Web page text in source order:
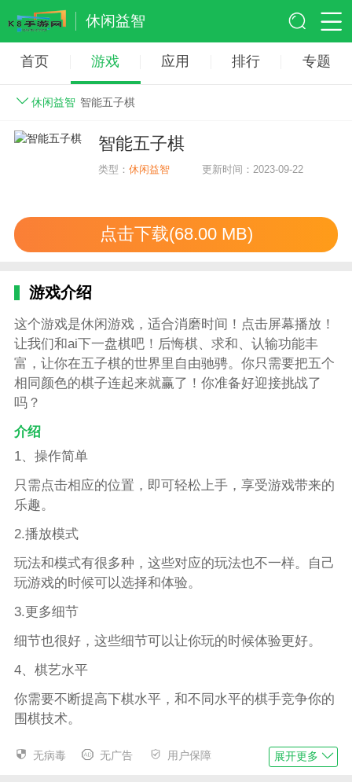
休闲益智
首页 游戏 应用 排行 专题
休闲益智 智能五子棋
智能五子棋
类型：休闲益智 更新时间：2023-09-22
点击下载(68.00 MB)
游戏介绍
这个游戏是休闲游戏，适合消磨时间！点击屏幕播放！
让我们和ai下一盘棋吧！后悔棋、求和、认输功能丰
富，让你在五子棋的世界里自由驰骋。你只需要把五个
相同颜色的棋子连起来就赢了！你准备好迎接挑战了
吗？
介绍
1、操作简单
只需点击相应的位置，即可轻松上手，享受游戏带来的
乐趣。
2.播放模式
玩法和模式有很多种，这些对应的玩法也不一样。自己
玩游戏的时候可以选择和体验。
3.更多细节
细节也很好，这些细节可以让你玩的时候体验更好。
4、棋艺水平
你需要不断提高下棋水平，和不同水平的棋手竞争你的
围棋技术。
游戏特色
1.游戏体验和可玩性:不仅游戏难度适中，more
无病毒 无广告 用户保障 展开更多